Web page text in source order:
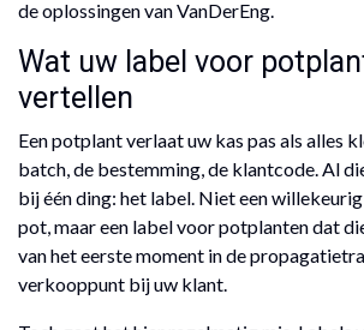
de oplossingen van VanDerEng.
Wat uw label voor
vertellen
Een potplant verlaat uw kas pas als alles
batch, de bestemming, de klantcode. Al
bij één ding: het label. Niet een
pot, maar een label voor potplanten dat
van het eerste moment in de
verkooppunt bij uw klant.